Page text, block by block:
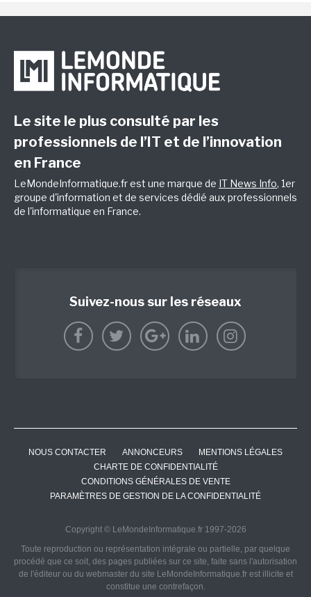
Le site le plus consulté par les
professionnels de l’IT et de l’innovation
en France
LeMondeInformatique.fr est une marque de IT News Info, 1er
groupe d'information et de services dédié aux professionnels
de l'informatique en France.
Suivez-nous sur les réseaux
NOUS CONTACTER ANNONCEURS
MENTIONS LÉGALES
CHARTE DE CONFIDENTIALITÉ
CONDITIONS GÉNÉRALES DE VENTE
PARAMÈTRES DE GESTION DE LA CONFIDENTIALITÉ
Copyright © LeMondeInformatique.fr 1997-2026
Toute reproduction ou représentation intégrale ou partielle, par quelque
procédé que ce soit, des pages publiées sur ce site, faite sans l'autorisation
de l'éditeur ou du webmaster du site LeMondeInformatique.fr est illicite et
constitue une contrefaçon.